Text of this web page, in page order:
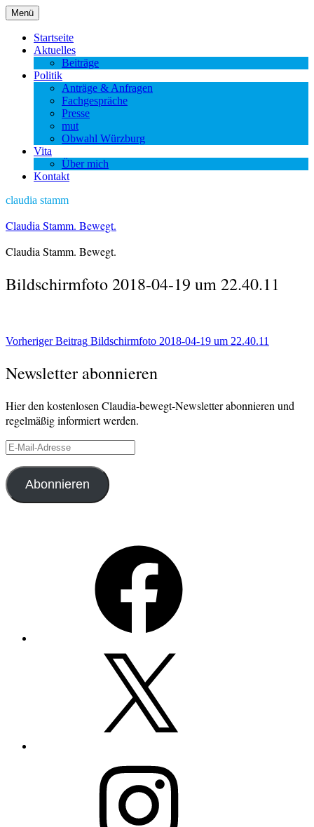
Zum
Inhalt
springen
Menü
Startseite
Aktuelles
Beiträge
Politik
Anträge & Anfragen
Fachgespräche
Presse
mut
Obwahl Würzburg
Vita
Über mich
Kontakt
claudia stamm
Claudia Stamm. Bewegt.
Claudia Stamm. Bewegt.
Bildschirmfoto 2018-04-19 um 22.40.11
Beitragsnavigation
Vorheriger Beitrag Bildschirmfoto 2018-04-19 um 22.40.11
Newsletter abonnieren
Hier den kostenlosen Claudia-bewegt-Newsletter abonnieren und
regelmäßig informiert werden.
E-
Mail-
Adresse
Abonnieren